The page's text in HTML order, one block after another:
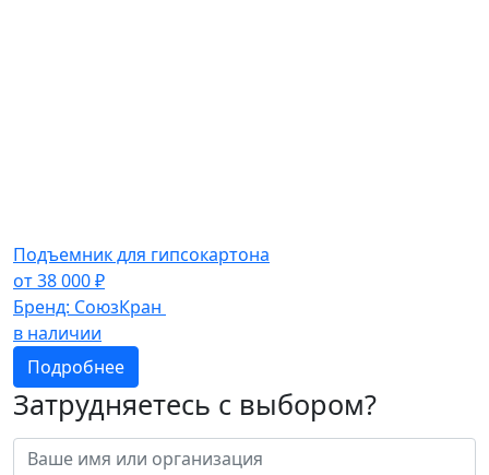
Подъемник для гипсокартона
от38 000₽
Бренд: СоюзКран
в наличии
Подробнее
Затрудняетесь с выбором?